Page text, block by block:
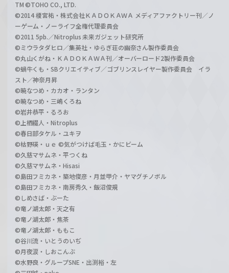
TM ©TOHO CO., LTD.
©2014 榎宮祐・株式会社ＫＡＤＯＫＡＷＡ メディアファクトリー刊／ノ
ーゲーム・ノーライフ全権代理委員会
©2011 5pb.／Nitroplus 未来ガジェット研究所
©ミウラタダヒロ／集英社・ゆらぎ荘の幽奈さん製作委員会
©丸山くがね・ＫＡＤＯＫＡＷＡ刊／オーバーロード2製作委員会
©蝸牛くも・SBクリエイティブ／ゴブリンスレイヤー製作委員会 イラ
スト／神奈月昇
©暁なつめ・カカオ・ランタン
©暁なつめ・三嶋くろね
©岩井恭平・るろお
©上栖綴人・Nitroplus
©春日部タケル・ユキヲ
©枯野瑛・ｕｅ ©気がつけば毛玉・かにビーム
©久慈マサムネ・平つくね
©久慈マサムネ・Hisasi
©島田フミカネ・築地俊彦・月並甲介・ヤマグチノボル
©島田フミカネ・南房秀久・飯沼俊規
©しめさば・ぶーた
©竜ノ湖太郎・天之有
©竜ノ湖太郎・焦茶
©竜ノ湖太郎・ももこ
©谷川流・いとうのいぢ
©月夜涙・しおこんぶ
©水野良・グループSNE・出渕裕・左